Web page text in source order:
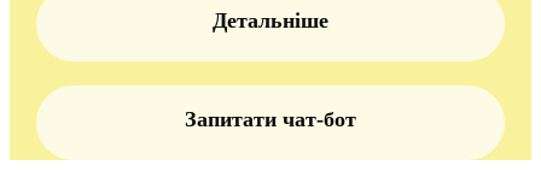
Детальніше
Запитати чат-бот